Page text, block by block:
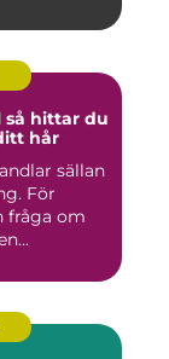
hår
sällan
För
fråga om